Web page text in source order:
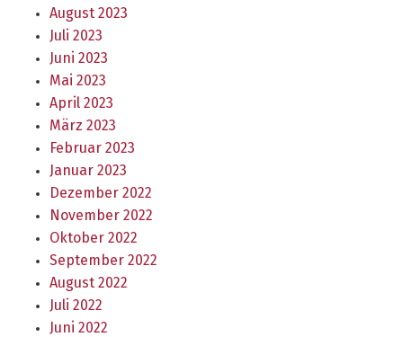
August 2023
Juli 2023
Juni 2023
Mai 2023
April 2023
März 2023
Februar 2023
Januar 2023
Dezember 2022
November 2022
Oktober 2022
September 2022
August 2022
Juli 2022
Juni 2022